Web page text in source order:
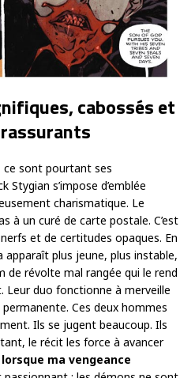
cabossés et
ce sont pourtant ses
Stygian s’impose d’emblée
charismatique. Le
à un curé de carte postale. C’est
et de certitudes opaques. En
apparaît plus jeune, plus instable,
de révolte mal rangée qui le rend
duo fonctionne à merveille
Ces deux hommes
Ils se jugent beaucoup. Ils
le récit les force à avancer
lorsque ma vengeance